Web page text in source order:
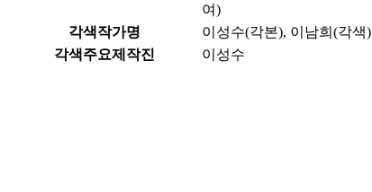
여)
각색작가명
이성수(각본), 이남희(각색)
각색주요제작진
이성수